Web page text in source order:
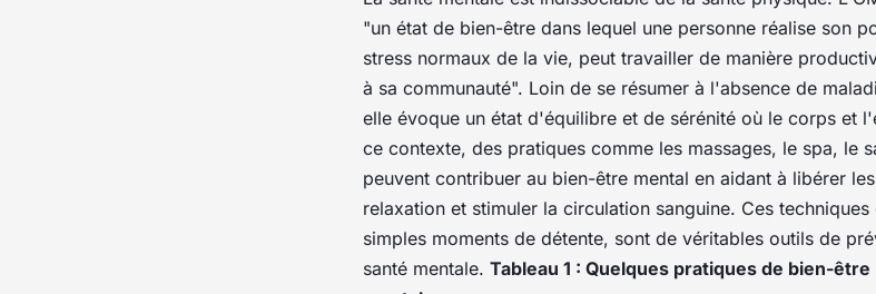
"un état de bien-être dans lequel une personne réalise son
stress normaux de la vie, peut travailler de manière
à sa communauté". Loin de se résumer à l'absence de
elle évoque un état d'équilibre et de sérénité où le corps et
ce contexte, des pratiques comme les massages, le spa, le
peuvent contribuer au bien-être mental en aidant à libérer
relaxation et stimuler la circulation sanguine. Ces
simples moments de détente, sont de véritables outils de
santé mentale. Tableau 1 : Quelques pratiques de bien-